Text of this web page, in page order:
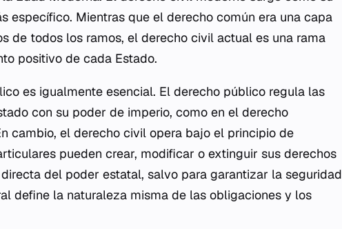
específico. Mientras que el derecho común era una capa
de todos los ramos, el derecho civil actual es una rama
positivo de cada Estado.
es igualmente esencial. El derecho público regula las
con su poder de imperio, como en el derecho
cambio, el derecho civil opera bajo el principio de
pueden crear, modificar o extinguir sus derechos
del poder estatal, salvo para garantizar la seguridad
define la naturaleza misma de las obligaciones y los